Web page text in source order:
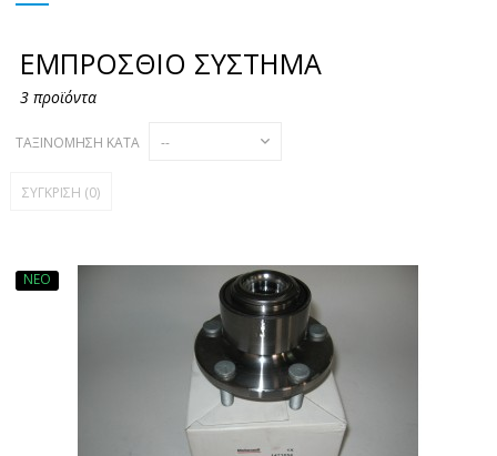
ΕΜΠΡΌΣΘΙΟ ΣΎΣΤΗΜΑ
3 προϊόντα
ΤΑΞΙΝΌΜΗΣΗ ΚΑΤΆ
ΣΎΓΚΡΙΣΗ (0)
ΝΈΟ